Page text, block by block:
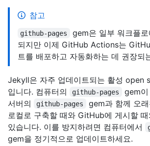
참고
github-pages
gem은 일부 워크플
되지만 이제 GitHub Actions는
트를 배포하고 자동화하는 데 권장되
Jekyll은 자주 업데이트되는 활성 open
입니다. 컴퓨터의
github-pages
gem
서버의
github-pages
gem과 함께 오
로컬로 구축할 때와 GitHub에 게시할
있습니다. 이를 방지하려면 컴퓨터에서
gem을 정기적으로 업데이트하세요.